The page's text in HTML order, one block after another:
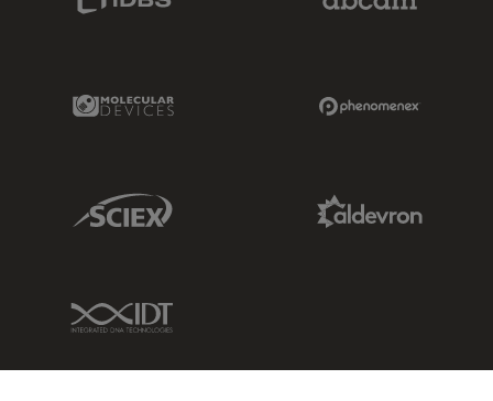
Molecular Devices Link
Sciex Link
IDT Link